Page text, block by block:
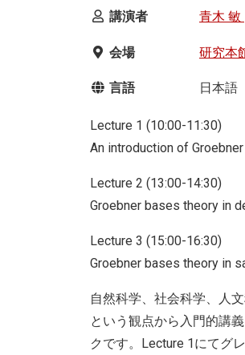
講演者 青木 敏
会場 研究本
言語 日本語
Lecture 1 (10:00-11:30)
An introduction of
Lecture 2 (13:00-14:30)
Groebner bases theory in
Lecture 3 (15:00-16:30)
Groebner bases theory in
自然科学、社会科学、人
という観点から入門的講
クです。Lecture 1にてグ